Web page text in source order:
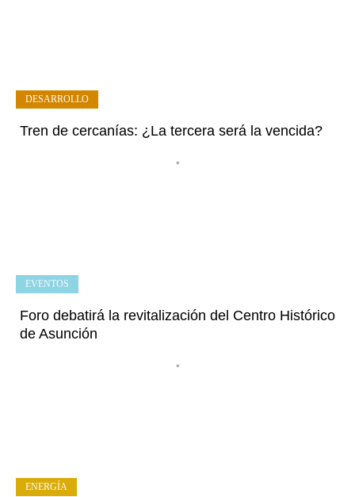
Tren de cercanías: ¿La tercera será la vencida?
•
DESARROLLO
Foro debatirá la revitalización del Centro Histórico
de Asunción
•
EVENTOS
ENERGÍA